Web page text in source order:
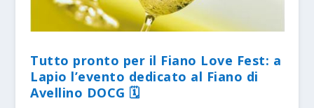
Tutto pronto per il Fiano Love Fest: a
Lapio l’evento dedicato al Fiano di
Avellino DOCG 🗓